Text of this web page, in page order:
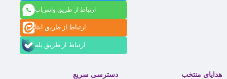
ارتباط از طریق واتس‌اپ
ارتباط از طریق ایتا
ارتباط از طریق بله
هدایای منتخب
دسترسی سریع